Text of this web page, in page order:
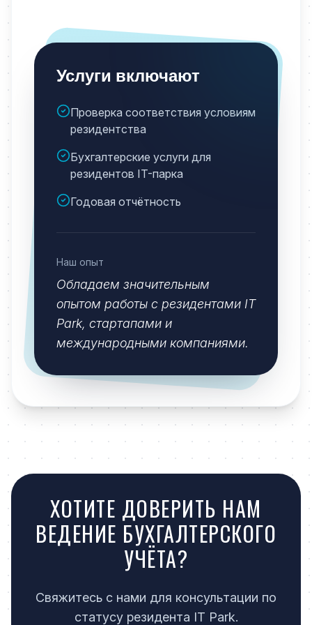
Услуги включают
Проверка соответствия условиям
резидентства
Бухгалтерские услуги для
резидентов IT-парка
Годовая отчётность
Наш опыт
Обладаем значительным
опытом работы с резидентами IT
Park, стартапами и
международными компаниями.
ХОТИТЕ ДОВЕРИТЬ НАМ
ВЕДЕНИЕ БУХГАЛТЕРСКОГО
УЧЁТА?
Свяжитесь с нами для консультации по
статусу резидента IT Park.